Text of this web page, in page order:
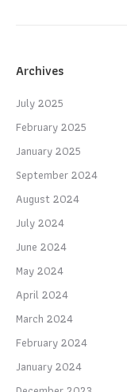
Archives
July 2025
February 2025
January 2025
September 2024
August 2024
July 2024
June 2024
May 2024
April 2024
March 2024
February 2024
January 2024